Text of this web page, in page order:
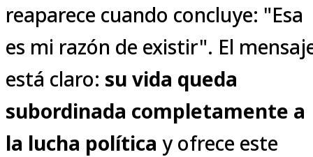
reaparece cuando concluye: "Esa
es mi razón de existir". El
está claro: su vida queda
subordinada completamente a
la lucha política y ofrece este